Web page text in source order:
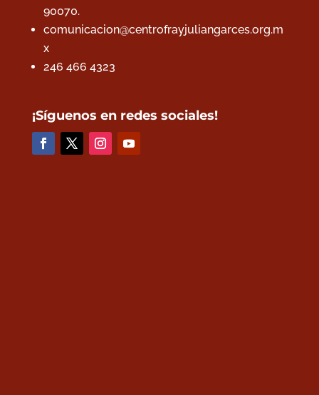
90070.
comunicacion@centrofrayjuliangarces.org.m
x
246 466 4323
¡Síguenos en redes sociales!